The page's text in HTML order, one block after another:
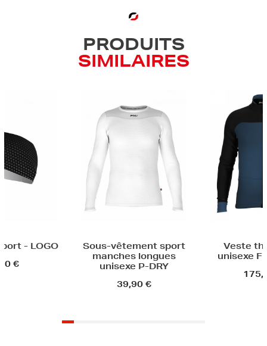
PRODUITS
SIMILAIRES
vêtement sport
unisexe P-DRY
Veste thermique
unisexe FINN HALO